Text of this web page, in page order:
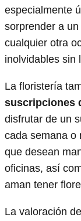
especialmente
sorprender a
cualquier otra
inolvidables sin
La floristería
suscripciones
disfrutar de un
cada semana o
que desean
oficinas, así
aman tener
La valoración de